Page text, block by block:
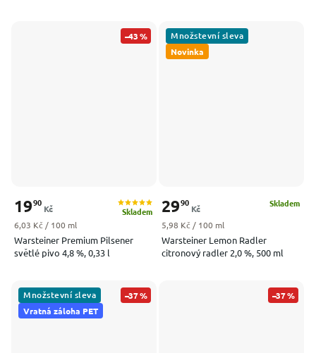
–43 %
Warsteiner Premium Pilsener
světlé pivo 4,8 %, 0,33 l
Skladem
1990
Kč
Měrná cena:
6,03 Kč / 100 ml
Novinka
Množstevní sleva
Warsteiner Lemon Radler
citronový radler 2,0 %, 500 ml
Skladem
2990
Kč
Měrná cena:
5,98 Kč / 100 ml
Vratná záloha PET
Množstevní sleva –37 % –37 %